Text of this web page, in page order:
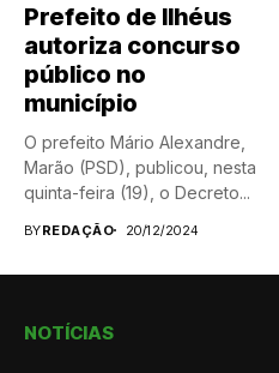
Prefeito de Ilhéus
autoriza concurso
público no
município
O prefeito Mário Alexandre,
Marão (PSD), publicou, nesta
quinta-feira (19), o Decreto...
BYREDAÇÃO 20/12/2024
NOTÍCIAS